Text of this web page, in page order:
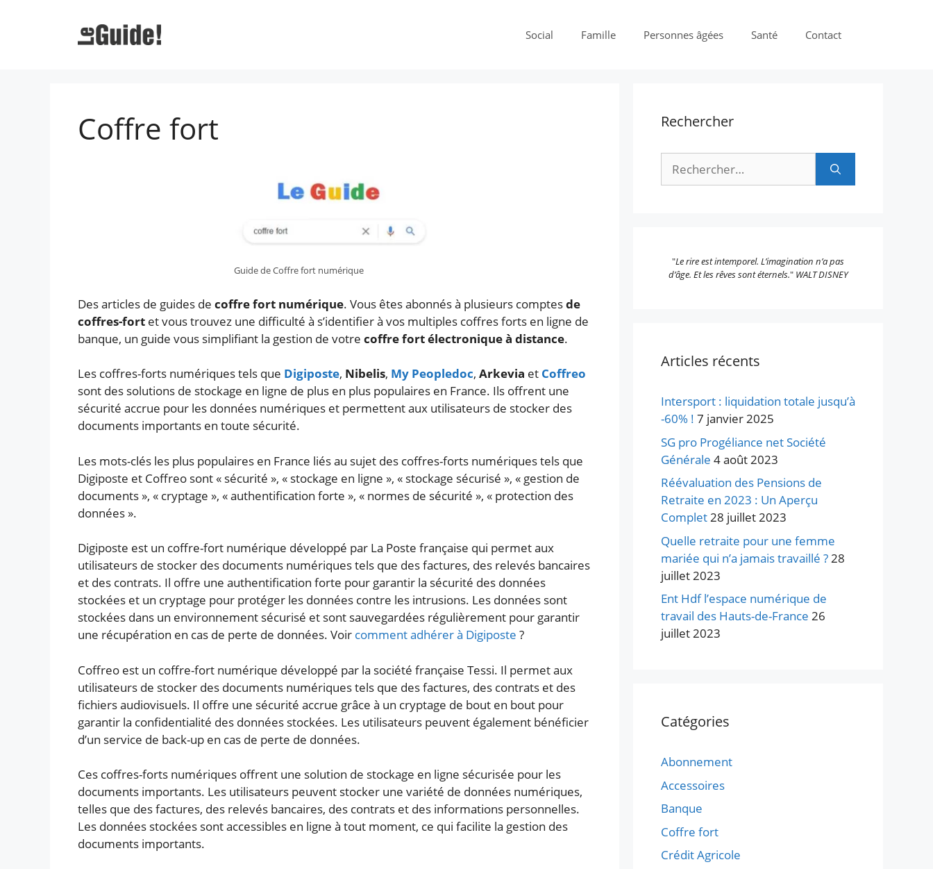
Social Famille Personnes âgées Santé Contact
Coffre fort
Guide de Coffre fort numérique
Des articles de guides de coffre fort numérique. Vous êtes abonnés à plusieurs comptesde
coffres-fort et vous trouvez une difficulté à s’identifier à vos multiples coffres forts en ligne de
banque, un guide vous simplifiant la gestion de votre coffre fort électronique à distance.
Les coffres-forts numériques tels que Digiposte, Nibelis, My Peopledoc, Arkevia et Coffreo
sont des solutions de stockage en ligne de plus en plus populaires en France. Ils offrent une
sécurité accrue pour les données numériques et permettent aux utilisateurs de stocker des
documents importants en toute sécurité.
Les mots-clés les plus populaires en France liés au sujet des coffres-forts numériques tels que
Digiposte et Coffreo sont « sécurité », « stockage en ligne », « stockage sécurisé », « gestion de
documents », « cryptage », « authentification forte », « normes de sécurité », « protection des
données ».
Digiposte est un coffre-fort numérique développé par La Poste française qui permet aux
utilisateurs de stocker des documents numériques tels que des factures, des relevés bancaires
et des contrats. Il offre une authentification forte pour garantir la sécurité des données
stockées et un cryptage pour protéger les données contre les intrusions. Les données sont
stockées dans un environnement sécurisé et sont sauvegardées régulièrement pour garantir
une récupération en cas de perte de données. Voir comment adhérer à Digiposte ?
Coffreo est un coffre-fort numérique développé par la société française Tessi. Il permet aux
utilisateurs de stocker des documents numériques tels que des factures, des contrats et des
fichiers audiovisuels. Il offre une sécurité accrue grâce à un cryptage de bout en bout pour
garantir la confidentialité des données stockées. Les utilisateurs peuvent également bénéficier
d’un service de back-up en cas de perte de données.
Ces coffres-forts numériques offrent une solution de stockage en ligne sécurisée pour les
documents importants. Les utilisateurs peuvent stocker une variété de données numériques,
telles que des factures, des relevés bancaires, des contrats et des informations personnelles.
Les données stockées sont accessibles en ligne à tout moment, ce qui facilite la gestion des
documents importants.
Rechercher
Rechercher :
"Le rire est intemporel. L’imagination n’a pas
d’âge. Et les rêves sont éternels." WALT DISNEY
Articles récents
Intersport : liquidation totale jusqu’à
-60% ! 7 janvier 2025
SG pro Progéliance net Société
Générale 4 août 2023
Réévaluation des Pensions de
Retraite en 2023 : Un Aperçu
Complet28 juillet 2023
Quelle retraite pour une femme
mariée qui n’a jamais travaillé ? 28
juillet 2023
Ent Hdf l’espace numérique de
travail des Hauts-de-France 26
juillet 2023
Catégories
Abonnement
Accessoires
Banque
Coffre fort
Crédit Agricole